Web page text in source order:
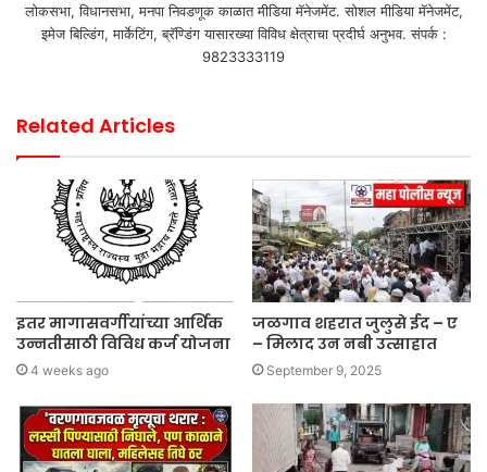
लोकसभा, विधानसभा, मनपा निवडणूक काळात मीडिया मॅनेजमेंट. सोशल मीडिया मॅनेजमेंट,
इमेज बिल्डिंग, मार्केटिंग, ब्रॅण्डिंग यासारख्या विविध क्षेत्राचा प्रदीर्घ अनुभव. संपर्क :
9823333119
Related Articles
इतर मागासवर्गीयांच्या आर्थिक
उन्नतीसाठी विविध कर्ज योजना
4 weeks ago
जळगाव शहरात जुलुसे ईद – ए
– मिलाद उन नबी उत्साहात
September 9, 2025